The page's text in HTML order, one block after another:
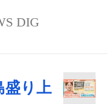
DIG
盛り上